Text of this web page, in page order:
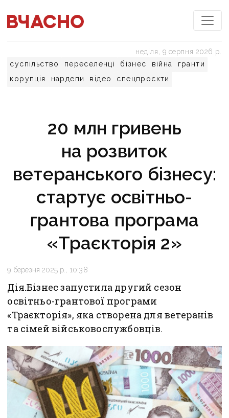
суспільство переселенці бізнес війна
гранти
корупція
нардепи відео спецпроєкти
неділя, 9 серпня 2026 р.
20 млн гривень
на розвиток
ветеранського бізнесу:
стартує освітньо-
грантова програма
«Траєкторія 2»
9 березня 2025 р., 10:38
Дія.Бізнес запустила другий сезон
освітньо-грантової програми
«Траєкторія», яка створена для ветеранів
та сімей військовослужбовців.